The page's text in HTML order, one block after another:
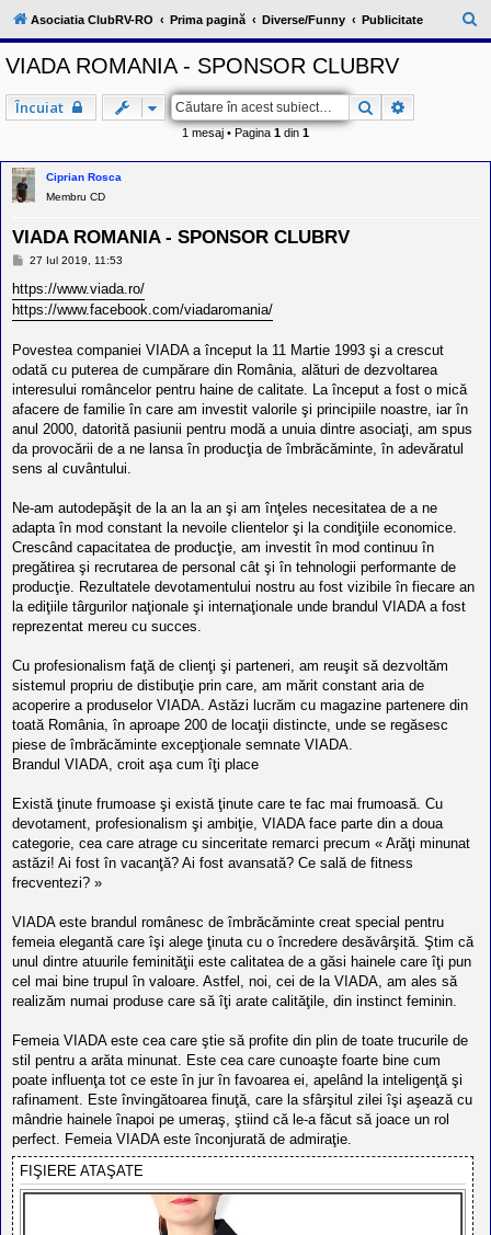
l
u
V
c
o
i
a
e
p
s
e
s
r
i
l
r
d
e
r
o
t
e
s
i
a
u
o
u
l
o
t
e
d
n
o
a
n
i
a
Asociatia ClubRV-RO Prima pagină Diverse/Funny Publicitate
ă
VIADA ROMANIA - SPONSOR CLUBRV
Încuiat Căutare
1 mesaj • Pagina 1 din 1
Ciprian Rosca
Membru CD
VIADA ROMANIA - SPONSOR CLUBRV
M
s
a
j
27 Iul 2019, 11:53
https://www.viada.ro/
https://www.facebook.com/viadaromania/
Povestea companiei VIADA a început la 11 Martie 1993 şi a crescut
odată cu puterea de cumpărare din România, alături de dezvoltarea
interesului româncelor pentru haine de calitate. La început a fost o mică
afacere de familie în care am investit valorile şi principiile noastre, iar în
anul 2000, datorită pasiunii pentru modă a unuia dintre asociaţi, am spus
da provocării de a ne lansa în producţia de îmbrăcăminte, în adevăratul
sens al cuvântului.
Ne-am autodepăşit de la an la an şi am înţeles necesitatea de a ne
adapta în mod constant la nevoile clientelor şi la condiţiile economice.
Crescând capacitatea de producţie, am investit în mod continuu în
pregătirea şi recrutarea de personal cât şi în tehnologii performante de
producţie. Rezultatele devotamentului nostru au fost vizibile în fiecare an
la ediţiile târgurilor naţionale şi internaţionale unde brandul VIADA a fost
reprezentat mereu cu succes.
Cu profesionalism faţă de clienţi şi parteneri, am reuşit să dezvoltăm
sistemul propriu de distibuţie prin care, am mărit constant aria de
acoperire a produselor VIADA. Astăzi lucrăm cu magazine partenere din
toată România, în aproape 200 de locaţii distincte, unde se regăsesc
piese de îmbrăcăminte excepţionale semnate VIADA.
Brandul VIADA, croit aşa cum îţi place
Există ţinute frumoase şi există ţinute care te fac mai frumoasă. Cu
devotament, profesionalism şi ambiţie, VIADA face parte din a doua
categorie, cea care atrage cu sinceritate remarci precum « Arăţi minunat
astăzi! Ai fost în vacanţă? Ai fost avansată? Ce sală de fitness
frecventezi? »
VIADA este brandul românesc de îmbrăcăminte creat special pentru
femeia elegantă care îşi alege ţinuta cu o încredere desăvârşită. Ştim că
unul dintre atuurile feminităţii este calitatea de a găsi hainele care îţi pun
cel mai bine trupul în valoare. Astfel, noi, cei de la VIADA, am ales să
realizăm numai produse care să îţi arate calităţile, din instinct feminin.
Femeia VIADA este cea care ştie să profite din plin de toate trucurile de
stil pentru a arăta minunat. Este cea care cunoaşte foarte bine cum
poate influenţa tot ce este în jur în favoarea ei, apelând la inteligenţă şi
rafinament. Este învingătoarea finuţă, care la sfârşitul zilei îşi aşează cu
mândrie hainele înapoi pe umeraş, ştiind că le-a făcut să joace un rol
perfect. Femeia VIADA este înconjurată de admiraţie.
FIŞIERE ATAŞATE